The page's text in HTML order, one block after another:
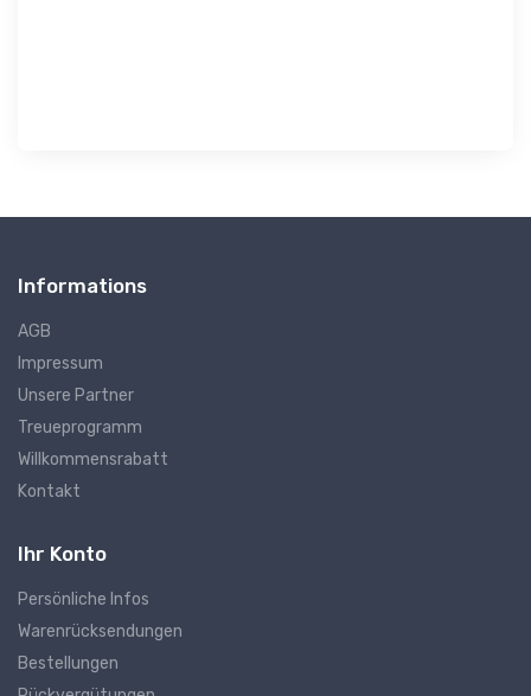
Informations
AGB
Impressum
Unsere Partner
Treueprogramm
Willkommensrabatt
Kontakt
Ihr Konto
Persönliche Infos
Warenrücksendungen
Bestellungen